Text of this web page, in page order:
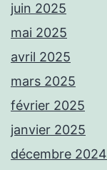
juin 2025
mai 2025
avril 2025
mars 2025
février 2025
janvier 2025
décembre 2024